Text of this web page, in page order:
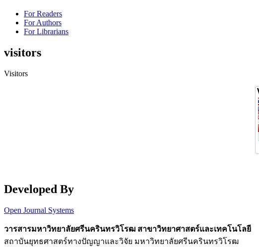
For Readers
For Authors
For Librarians
visitors
Visitors
Developed By
Open Journal Systems
วารสารมหาวิทยาลัยศรีนครินทรวิโรฒ สาขาวิทยาศาสตร์และเทคโนโลยี
สถาบันยุทธศาสตร์ทางปัญญาและวิจัย มหาวิทยาลัยศรีนครินทรวิโรฒ